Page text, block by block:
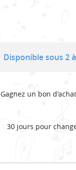
Disponible sous 2
Gagnez un bon
30 jours pour